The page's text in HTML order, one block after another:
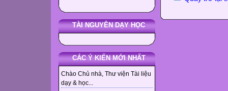
TÀI NGUYÊN DẠY HỌC
CÁC Ý KIẾN MỚI NHẤT
Chào Chủ nhà, Thư viện Tài liệu
dạy & học...